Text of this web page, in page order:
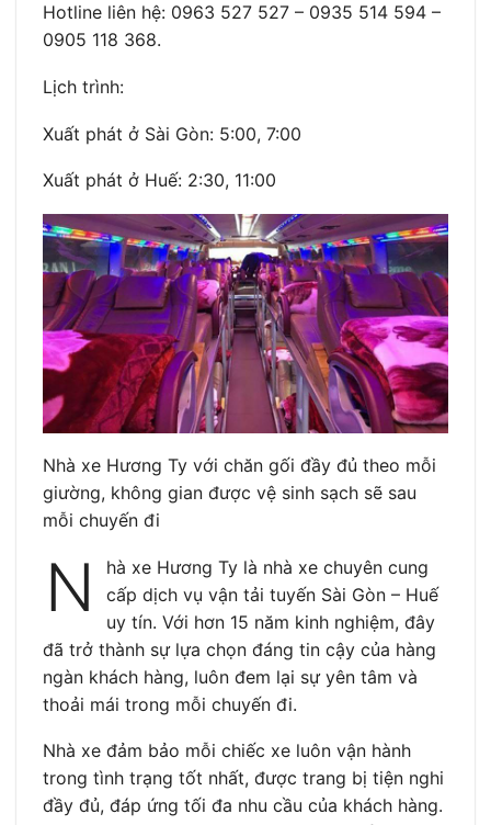
Hotline liên hệ: 0963 527 527 – 0935 514 594 –
0905 118 368.
Lịch trình:
Xuất phát ở Sài Gòn: 5:00, 7:00
Xuất phát ở Huế: 2:30, 11:00
Nhà xe Hương Ty với chăn gối đầy đủ theo mỗi
giường, không gian được vệ sinh sạch sẽ sau
mỗi chuyến đi
N
hà xe Hương Ty là nhà xe chuyên cung
cấp dịch vụ vận tải tuyến Sài Gòn – Huế
uy tín. Với hơn 15 năm kinh nghiệm, đây
đã trở thành sự lựa chọn đáng tin cậy của hàng
ngàn khách hàng, luôn đem lại sự yên tâm và
thoải mái trong mỗi chuyến đi.
Nhà xe đảm bảo mỗi chiếc xe luôn vận hành
trong tình trạng tốt nhất, được trang bị tiện nghi
đầy đủ, đáp ứng tối đa nhu cầu của khách hàng.